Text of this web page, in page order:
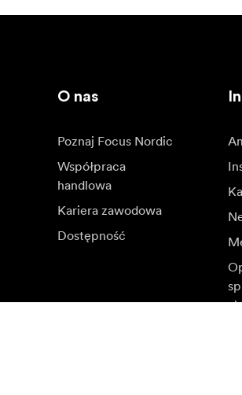
O nas
Poznaj Focus Nordic
Współpraca
handlowa
Kariera zawodowa
Dostępność